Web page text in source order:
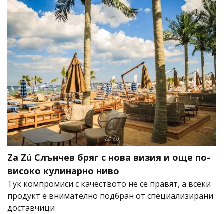
Za Zú Слънчев бряг с нова визия и още по-
високо кулинарно ниво
Тук компромиси с качеството не се правят, а всеки
продукт е внимателно подбран от специализирани
доставчици